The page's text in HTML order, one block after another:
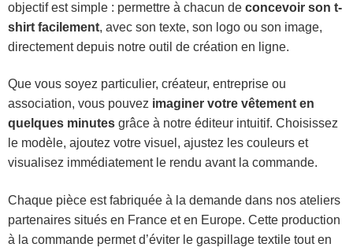
objectif est simple : permettre à chacun de concevoir son t-
shirt facilement, avec son texte, son logo ou son image,
directement depuis notre outil de création en ligne.
Que vous soyez particulier, créateur, entreprise ou
association, vous pouvez imaginer votre vêtement en
quelques minutes grâce à notre éditeur intuitif. Choisissez
le modèle, ajoutez votre visuel, ajustez les couleurs et
visualisez immédiatement le rendu avant la commande.
Chaque pièce est fabriquée à la demande dans nos ateliers
partenaires situés en France et en Europe. Cette production
à la commande permet d’éviter le gaspillage textile tout en